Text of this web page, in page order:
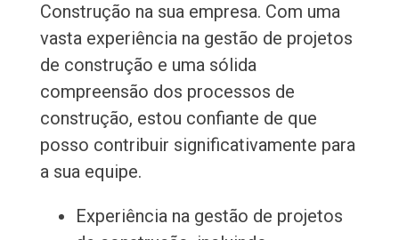
Construção na sua empresa. Com uma
vasta experiência na gestão de projetos
de construção e uma sólida
compreensão dos processos de
construção, estou confiante de que
posso contribuir significativamente para
a sua equipe.
Experiência na gestão de projetos